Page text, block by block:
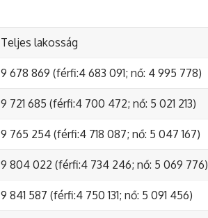
Teljes lakosság
9 678 869 (férfi:4 683 091; nő: 4 995 778)
9 721 685 (férfi:4 700 472; nő: 5 021 213)
9 765 254 (férfi:4 718 087; nő: 5 047 167)
9 804 022 (férfi:4 734 246; nő: 5 069 776)
9 841 587 (férfi:4 750 131; nő: 5 091 456)